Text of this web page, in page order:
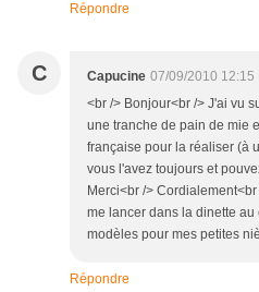
Répondre
C Capucine 07/09/2010 12:15
<br /> Bonjour<br /> J'ai vu
une tranche de pain de mie
française pour la réaliser (à
vous l'avez toujours et
Merci<br />
me lancer dans la dinette
modèles pour mes petites
Répondre